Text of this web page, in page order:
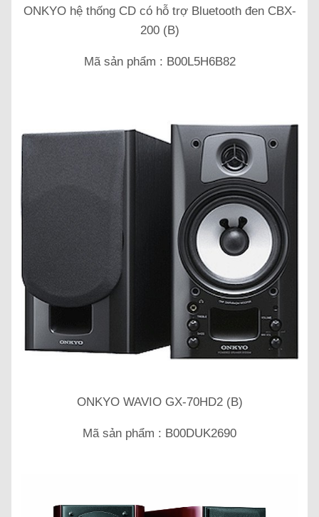
ONKYO hệ thống CD có hỗ trợ Bluetooth đen CBX-
200 (B)
Mã sản phẩm : B00L5H6B82
ONKYO WAVIO GX-70HD2 (B)
Mã sản phẩm : B00DUK2690